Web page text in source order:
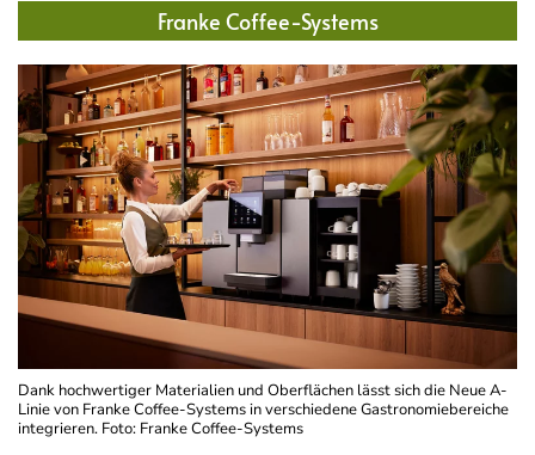
Franke Coffee-Systems
Dank hochwertiger Materialien und Oberflächen lässt sich die Neue A-
Linie von Franke Coffee-Systems in verschiedene Gastronomiebereiche
integrieren. Foto: Franke Coffee-Systems